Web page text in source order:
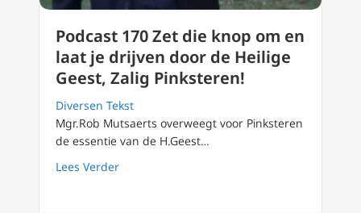
Podcast 170 Zet die knop om en
laat je drijven door de Heilige
Geest, Zalig Pinksteren!
Diversen Tekst
Mgr.Rob Mutsaerts overweegt voor Pinksteren
de essentie van de H.Geest…
Lees Verderabout Podcast 170 Zet die knop om en laat